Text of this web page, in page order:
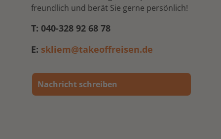
freundlich und berät Sie gerne persönlich!
T: 040-328 92 68 78
E: skliem@takeoffreisen.de
Nachricht schreiben